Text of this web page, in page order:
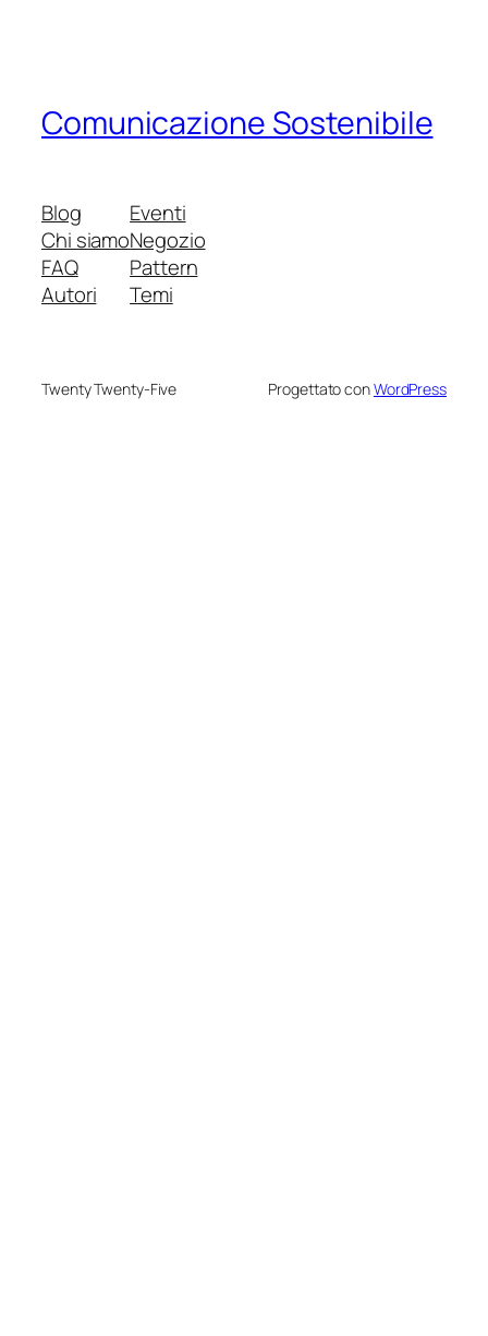
Comunicazione Sostenibile
Blog
Chi siamo
FAQ
Autori
Eventi
Negozio
Pattern
Temi
Twenty Twenty-Five Progettato conWordPress